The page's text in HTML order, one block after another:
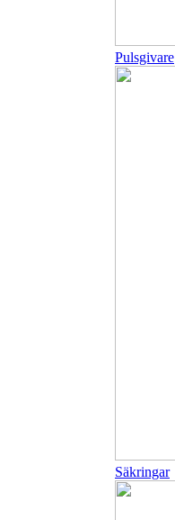
Pulsgivare
Säkringar